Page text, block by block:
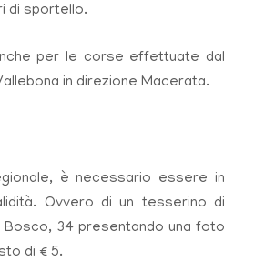
di sportello.
per le corse effettuate dal
in direzione Macerata.
è necessario essere in
Ovvero di un tesserino di
34 presentando una foto
di € 5.